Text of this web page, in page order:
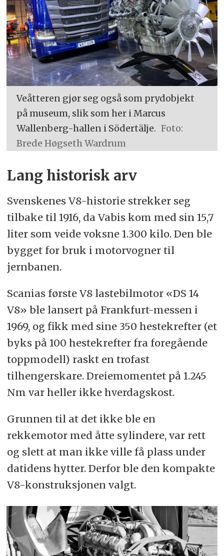
Veåtteren gjør seg også som prydobjekt
på museum, slik som her i Marcus
Wallenberg-hallen i Södertälje. Foto:
Brede Høgseth Wardrum
Lang historisk arv
Svenskenes V8-historie strekker seg
tilbake til 1916, da Vabis kom med sin 15,7
liter som veide voksne 1.300 kilo. Den ble
bygget for bruk i motorvogner til
jernbanen.
Scanias første V8 lastebilmotor «DS 14
V8» ble lansert på Frankfurt-messen i
1969, og fikk med sine 350 hestekrefter (et
byks på 100 hestekrefter fra foregående
toppmodell) raskt en trofast
tilhengerskare. Dreiemomentet på 1.245
Nm var heller ikke hverdagskost.
Grunnen til at det ikke ble en
rekkemotor med åtte sylindere, var rett
og slett at man ikke ville få plass under
datidens hytter. Derfor ble den kompakte
V8-konstruksjonen valgt.